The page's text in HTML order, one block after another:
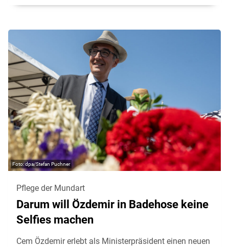
dpa/Stefan Puchner
Pflege der Mundart
Darum will Özdemir in Badehose keine
Selfies machen
Cem Özdemir erlebt als Ministerpräsident einen neuen